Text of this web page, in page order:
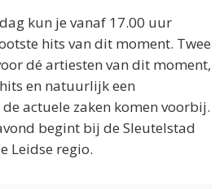
kun je vanaf 17.00 uur
hits van dit moment. Twee
dé artiesten van dit moment,
en natuurlijk een
actuele zaken komen voorbij.
begint bij de Sleutelstad
Leidse regio.